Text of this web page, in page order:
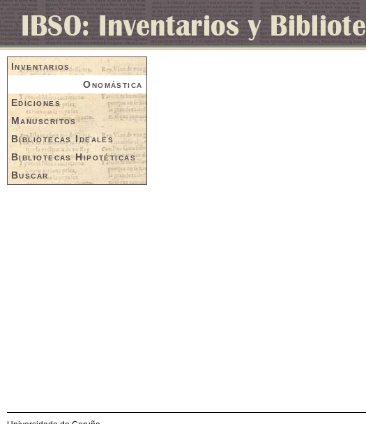
Inventarios
Onomástica
Ediciones
Manuscritos
Bibliotecas Ideales
Bibliotecas Hipotéticas
Buscar